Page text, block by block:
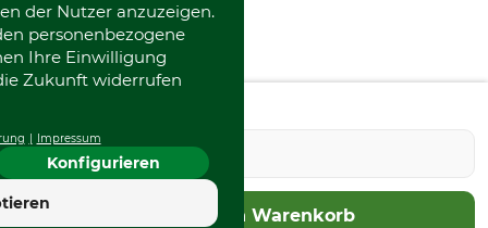
In den Warenkorb
der Nutzer anzuzeigen.
personenbezogene
Ihre Einwilligung
Zukunft widerrufen
Impressum
Konfigurieren